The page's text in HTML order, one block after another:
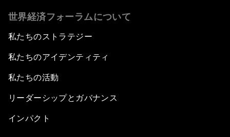
世界経済フォーラムについて
私たちのストラテジー
私たちのアイデンティティ
私たちの活動
リーダーシップとガバナンス
インパクト